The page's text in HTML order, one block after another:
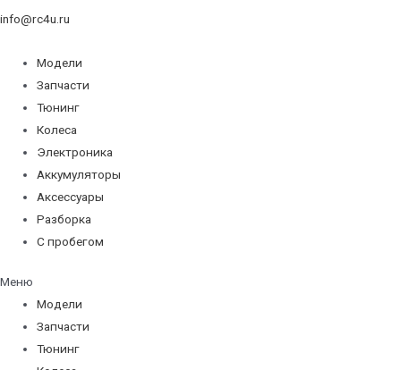
info@rc4u.ru
Модели
Запчасти
Тюнинг
Колеса
Электроника
Аккумуляторы
Аксессуары
Разборка
С пробегом
Меню
Модели
Запчасти
Тюнинг